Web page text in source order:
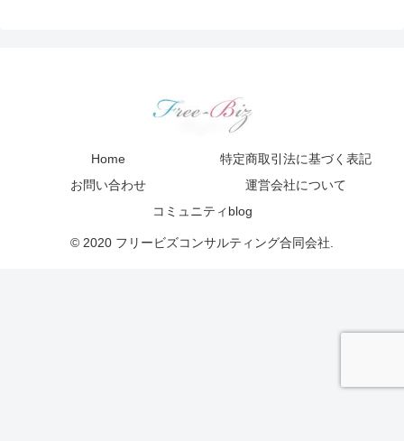
Home
特定商取引法に基づく表記
お問い合わせ
運営会社について
コミュニティblog
© 2020 フリービズコンサルティング合同会社.